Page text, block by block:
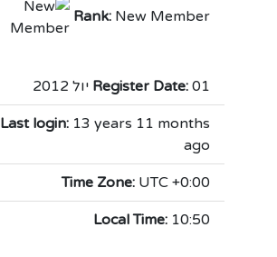
Rank: New Member
Register Date: 01 יול 2012
Last login: 13 years 11 months
ago
Time Zone: UTC +0:00
Local Time: 10:50